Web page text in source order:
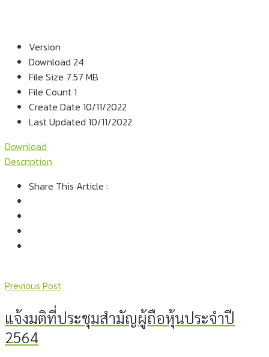
Version
Download 24
File Size 7.57 MB
File Count 1
Create Date 10/11/2022
Last Updated 10/11/2022
Download
Description
Share This Article :
Previous Post
แจ้งมติที่ประชุมสำมัญผู้ถือหุ้นประจำปี
2564